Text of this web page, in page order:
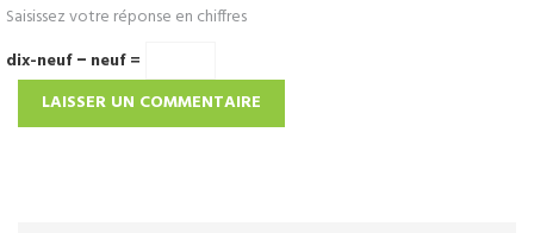
Saisissez votre réponse en chiffres
dix-neuf − neuf =